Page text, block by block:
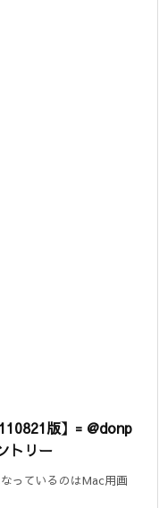
版】= @donp
トリー
っているのはMac用画